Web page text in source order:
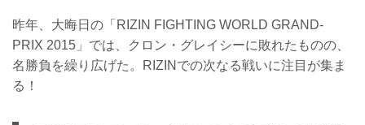
昨年、大晦日の「RIZIN FIGHTING WORLD GRAND-
PRIX 2015」では、クロン・グレイシーに敗れたものの、
名勝負を繰り広げた。RIZINでの次なる戦いに注目が集ま
る！